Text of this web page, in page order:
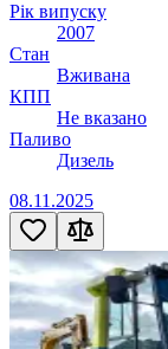
Рік випуску
2007
Стан
Вживана
КПП
Не вказано
Паливо
Дизель
08.11.2025